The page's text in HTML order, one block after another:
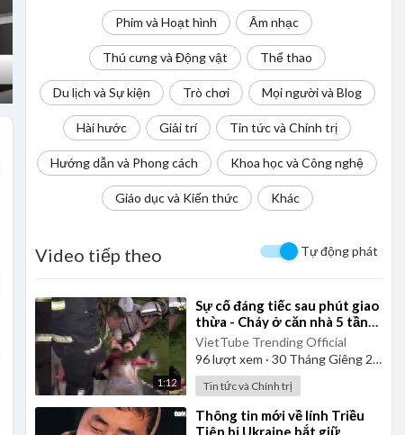
Phim và Hoạt hình Âm nhạc
Thú cưng và Động vật Thể thao
Du lịch và Sự kiện Trò chơi Mọi người và Blog
Hài hước Giải trí Tin tức và Chính trị
Hướng dẫn và Phong cách Khoa học và Công nghệ
Giáo dục và Kiến thức Khác
Video tiếp theo Tự động phát
1:12
⁣Sự cố đáng tiếc sau phút giao
thừa - Cháy ở căn nhà 5 tầng,
nghi do đốt pháo hoa
VietTube Trending Official
96lượt xem · 30 Tháng Giêng 2025
Tin tức và Chính trị
⁣Thông tin mới về lính Triều
Tiên bị Ukraine bắt giữ